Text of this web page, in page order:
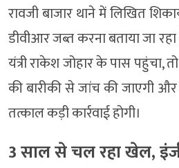
रावजी बाजार थाने में लिखित
डीवीआर जब्त करना बताया जा
यंत्री राकेश जोहार के पास पहुंचा,
की बारीकी से जांच की जाएगी और
तत्काल कड़ी कार्रवाई होगी।
3 साल से चल रहा खेल,